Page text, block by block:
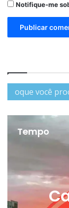
Notifique-me
Tempo